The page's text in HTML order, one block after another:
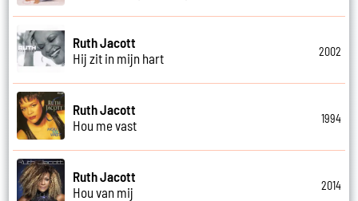
Ruth Jacott
Hij zit in mijn hart
2002
Ruth Jacott
Hou me vast
1994
Ruth Jacott
Hou van mij
2014